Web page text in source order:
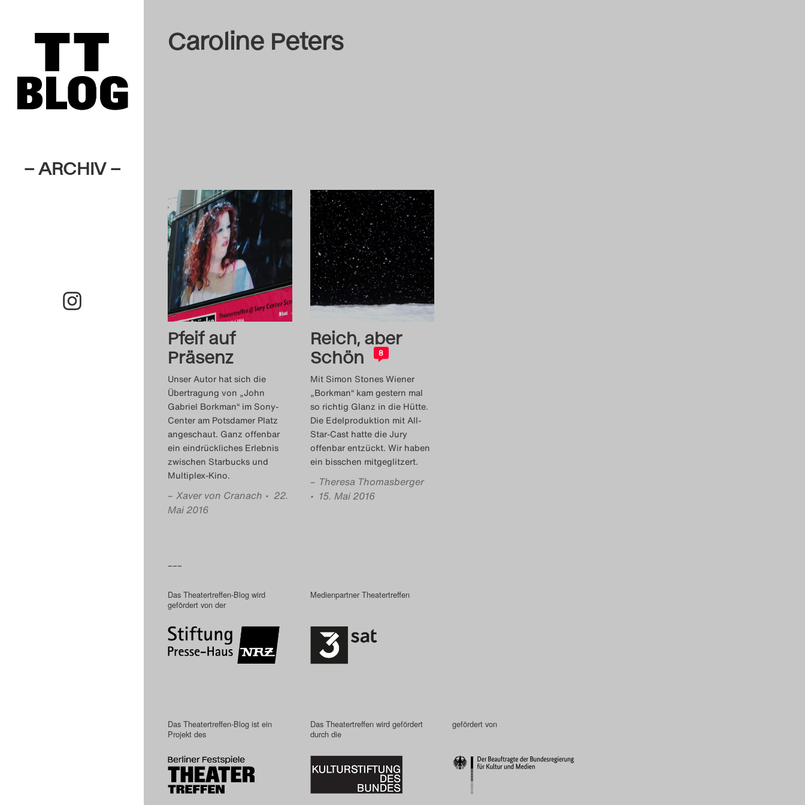
– ARCHIV –
Caroline Peters
Pfeif auf
Präsenz
Unser Autor hat sich die
Übertragung von „John
Gabriel Borkman“ im Sony-
Center am Potsdamer Platz
angeschaut. Ganz offenbar
ein eindrückliches Erlebnis
zwischen Starbucks und
Multiplex-Kino.
– Xaver von Cranach • 22.
Mai 2016
Reich, aber
Schön
8
Mit Simon Stones Wiener
„Borkman“ kam gestern mal
so richtig Glanz in die Hütte.
Die Edelproduktion mit All-
Star-Cast hatte die Jury
offenbar entzückt. Wir haben
ein bisschen mitgeglitzert.
– Theresa Thomasberger
• 15. Mai 2016
–––
Das Theatertreffen-Blog wird
gefördert von der
Medienpartner Theatertreffen
Das Theatertreffen-Blog ist ein
Projekt des
Das Theatertreffen wird gefördert
durch die
gefördert von